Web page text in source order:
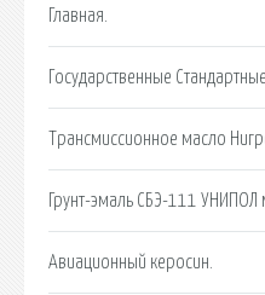
Главная.
Государственные
Трансмиссионное масло
Грунт-эмаль СБЭ-111 УНИПОЛ
Авиационный керосин.